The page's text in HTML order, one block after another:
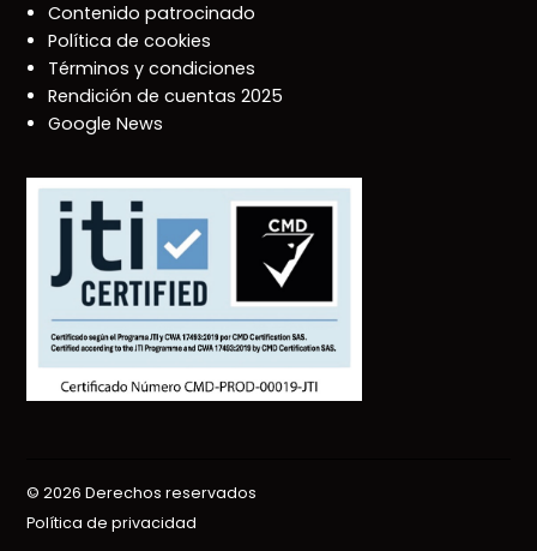
Contenido patrocinado
Política de cookies
Términos y condiciones
Rendición de cuentas 2025
Google News
© 2026 Derechos reservados
Política de privacidad